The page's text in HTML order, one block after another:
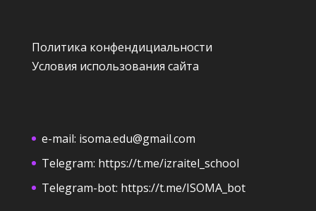
Политика конфендициальности
Условия использования сайта
e-mail: isoma.edu@gmail.com
Telegram: https://t.me/izraitel_school
Telegram-bot: https://t.me/ISOMA_bot